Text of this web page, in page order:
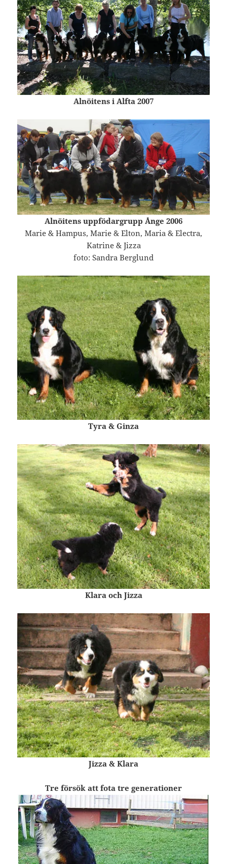
Alnöitens i Alfta 2007
Alnöitens uppfödargrupp Ånge 2006
Marie & Hampus, Marie & Elton, Maria & Electra,
Katrine & Jizza
foto: Sandra Berglund
Tyra & Ginza
Klara och Jizza
Jizza & Klara
Tre försök att fota tre generationer